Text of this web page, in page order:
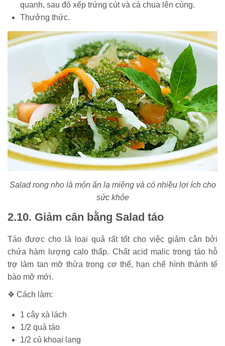
quanh, sau đó xếp trứng cút và cà chua lên cùng.
Thưởng thức.
Salad rong nho là món ăn lạ miệng và có nhiều lợi ích cho
sức khỏe
2.10. Giảm cân bằng Salad táo
Táo được cho là loại quả rất tốt cho việc giảm cân bởi
chứa hàm lượng calo thấp. Chất acid malic trong táo hỗ
trợ làm tan mỡ thừa trong cơ thể, hạn chế hình thành tế
bào mỡ mới.
❖ Cách làm:
1 cây xà lách
1/2 quả táo
1/2 củ khoai lang